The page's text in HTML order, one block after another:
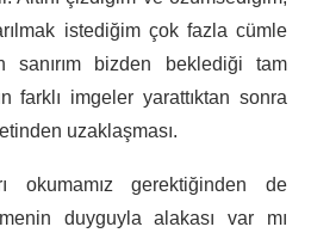
istediğim çok fazla cümle
sanırım bizden beklediği tam
farklı imgeler yarattıktan sonra
uzaklaşması.
okumamız gerektiğinden de
duyguyla alakası var mı